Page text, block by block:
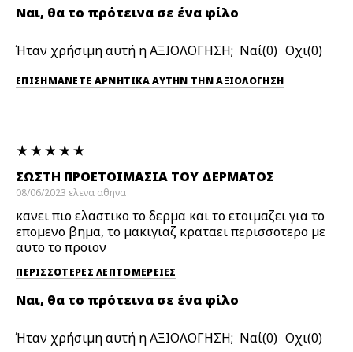
Ναι, θα το πρότεινα σε ένα φίλο
Ήταν χρήσιμη αυτή η ΑΞΙΟΛΟΓΗΣΗ; 0 0
ΕΠΙΣΗΜΆΝΕΤΕ ΑΡΝΗΤΙΚΆ ΑΥΤΉΝ ΤΗΝ ΑΞΙΟΛΟΓΗΣΗ
ΣΩΣΤΗ ΠΡΟΕΤΟΙΜΑΣΙΑ ΤΟΥ ΔΕΡΜΑΤΟΣ
08/06/2023 ελενα αθηνα
κανει πιο ελαστικο το δερμα και το ετοιμαζει για το
επομενο βημα, το μακιγιαζ κραταει περισσοτερο με
αυτο το προιον
ΠΕΡΙΣΣΌΤΕΡΕΣ ΛΕΠΤΟΜΈΡΕΙΕΣ
Ναι, θα το πρότεινα σε ένα φίλο
Ήταν χρήσιμη αυτή η ΑΞΙΟΛΟΓΗΣΗ; 0 0